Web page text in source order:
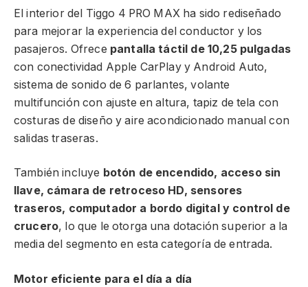
El interior del Tiggo 4 PRO MAX ha sido rediseñado
para mejorar la experiencia del conductor y los
pasajeros. Ofrece pantalla táctil de 10,25 pulgadas
con conectividad Apple CarPlay y Android Auto,
sistema de sonido de 6 parlantes, volante
multifunción con ajuste en altura, tapiz de tela con
costuras de diseño y aire acondicionado manual con
salidas traseras.
También incluye botón de encendido, acceso sin
llave, cámara de retroceso HD, sensores
traseros, computador a bordo digital y control de
crucero, lo que le otorga una dotación superior a la
media del segmento en esta categoría de entrada.
Motor eficiente para el día a día